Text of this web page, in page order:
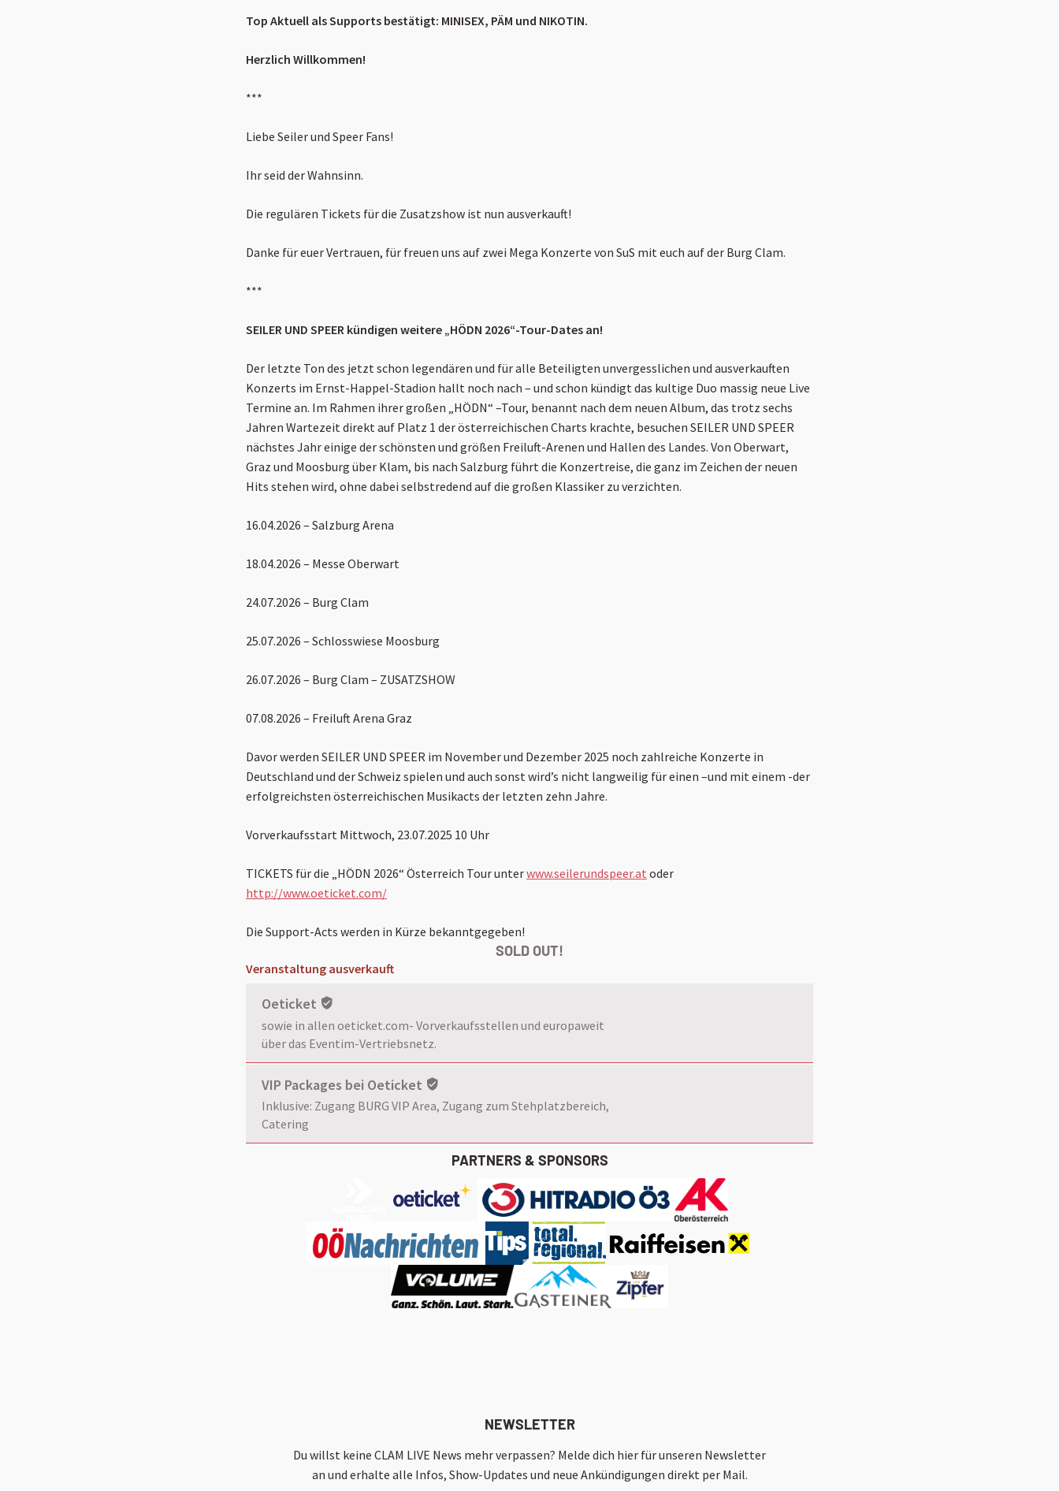
Top Aktuell als Supports bestätigt: MINISEX, PÄM und NIKOTIN.
Herzlich Willkommen!
***
Liebe Seiler und Speer Fans!
Ihr seid der Wahnsinn.
Die regulären Tickets für die Zusatzshow ist nun ausverkauft!
Danke für euer Vertrauen, für freuen uns auf zwei Mega Konzerte von SuS mit euch auf der Burg Clam.
***
SEILER UND SPEER kündigen weitere „HÖDN 2026“-Tour-Dates an!
Der letzte Ton des jetzt schon legendären und für alle Beteiligten unvergesslichen und ausverkauften
Konzerts im Ernst-Happel-Stadion hallt noch nach – und schon kündigt das kultige Duo massig neue Live
Termine an. Im Rahmen ihrer großen „HÖDN“ –Tour, benannt nach dem neuen Album, das trotz sechs
Jahren Wartezeit direkt auf Platz 1 der österreichischen Charts krachte, besuchen SEILER UND SPEER
nächstes Jahr einige der schönsten und größen Freiluft-Arenen und Hallen des Landes. Von Oberwart,
Graz und Moosburg über Klam, bis nach Salzburg führt die Konzertreise, die ganz im Zeichen der neuen
Hits stehen wird, ohne dabei selbstredend auf die großen Klassiker zu verzichten.
16.04.2026 – Salzburg Arena
18.04.2026 – Messe Oberwart
24.07.2026 – Burg Clam
25.07.2026 – Schlosswiese Moosburg
26.07.2026 – Burg Clam – ZUSATZSHOW
07.08.2026 – Freiluft Arena Graz
Davor werden SEILER UND SPEER im November und Dezember 2025 noch zahlreiche Konzerte in
Deutschland und der Schweiz spielen und auch sonst wird’s nicht langweilig für einen –und mit einem -der
erfolgreichsten österreichischen Musikacts der letzten zehn Jahre.
Vorverkaufsstart Mittwoch, 23.07.2025 10 Uhr
TICKETS für die „HÖDN 2026“ Österreich Tour unterwww.seilerundspeer.at oder
http://www.oeticket.com/
Die Support-Acts werden in Kürze bekanntgegeben!
SOLD OUT!
Veranstaltung ausverkauft
Oeticket
sowie in allen oeticket.com- Vorverkaufsstellen und europaweit
über das Eventim-Vertriebsnetz.
VIP Packages bei Oeticket
Inklusive: Zugang BURG VIP Area, Zugang zum Stehplatzbereich,
Catering
PARTNERS & SPONSORS
NEWSLETTER
Du willst keine CLAM LIVE News mehr verpassen? Melde dich hier für unseren Newsletter
an und erhalte alle Infos, Show-Updates und neue Ankündigungen direkt per Mail.